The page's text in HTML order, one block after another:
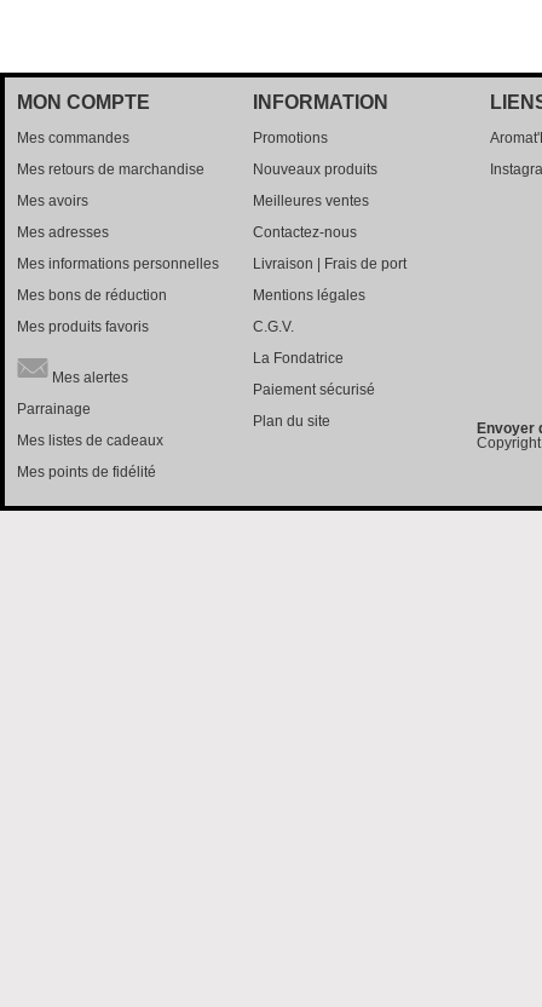
MON COMPTE
Mes commandes
Mes retours de marchandise
Mes avoirs
Mes adresses
Mes informations personnelles
Mes bons de réduction
Mes produits favoris
Mes alertes
Parrainage
Mes listes de cadeaux
Mes points de fidélité
INFORMATION
Promotions
Nouveaux produits
Meilleures ventes
Contactez-nous
Livraison | Frais de port
Mentions légales
C.G.V.
La Fondatrice
Paiement sécurisé
Plan du site
Envoyer